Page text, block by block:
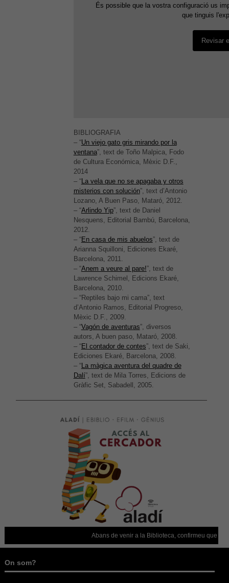
És possible que la vostra configuració us
que tinguis
Revisar
BIBLIOGRAFIA
– “Un viejo gato gris mirando por la
ventana”, text de Toño Malpica, Fodo
de Cultura Económica, Mèxic D.F.,
2014
– “La vela que no se apagaba y otros
misterios con solución”, text d’Antonio
Lozano, A Buen Paso, Mataró, 2012.
– “Arlindo Yip”, text de Daniel
Nesquens, Editorial Bambú, Barcelona,
2012.
– “En casa de mis abuelos”, text de
Arianna Squilloni, Ediciones Ekaré,
Barcelona, 2011.
– “Anem a veure al pare!”, text de
Lawrence Schimel, Edicions Ekaré,
Barcelona, 2010.
– “Reptiles bajo mi cama”, text
d’Antonio Ramos, Editorial Progreso,
Mèxic D.F., 2009.
– “Vagón de aventuras”, diversos
autors, A buen paso, Mataró, 2008.
– “El contador de contes”, text de Saki,
Ediciones Ekaré, Barcelona, 2008.
– “La màgica aventura del quadre de
Dalí”, text de Mila Torres, Edicions de
Gràfic Set, Sabadell, 2005.
Abans de venir a la Biblioteca, confirmeu que està
On som?